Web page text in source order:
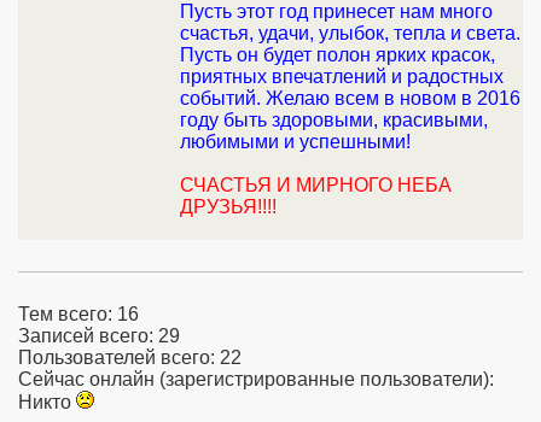
Пусть этот год принесет нам много
счастья, удачи, улыбок, тепла и света.
Пусть он будет полон ярких красок,
приятных впечатлений и радостных
событий. Желаю всем в новом в 2016
году быть здоровыми, красивыми,
любимыми и успешными!
СЧАСТЬЯ И МИРНОГО НЕБА
ДРУЗЬЯ!!!!
Тем всего: 16
Записей всего: 29
Пользователей всего: 22
Сейчас онлайн (зарегистрированные пользователи):
Никто